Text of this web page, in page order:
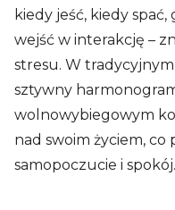
kiedy jeść, kiedy
wejść w interakcję –
stresu. W
sztywny
wolnowybiegowym
nad swoim życiem, co
samopoczucie i spokój.